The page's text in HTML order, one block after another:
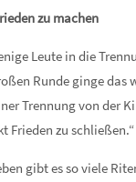
zu machen
Leute in die
Runde ginge
Trennung von der
Frieden zu schließen.“
gibt es so viele